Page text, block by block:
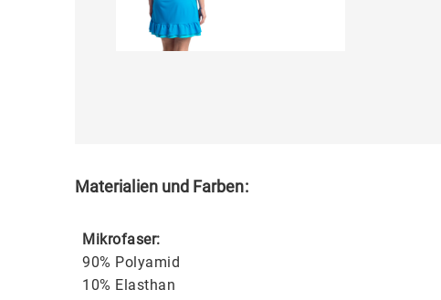
Materialien und Farben:
Mikrofaser:
90% Polyamid
10% Elasthan